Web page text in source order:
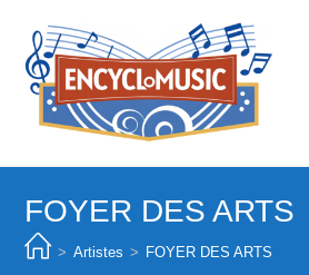
content
FOYER DES ARTS
> Artistes > FOYER DES ARTS